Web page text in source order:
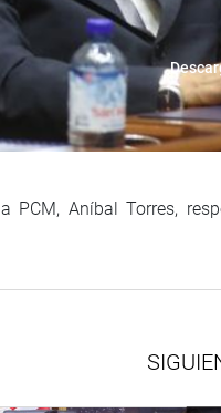
PCM, Aníbal Torres,